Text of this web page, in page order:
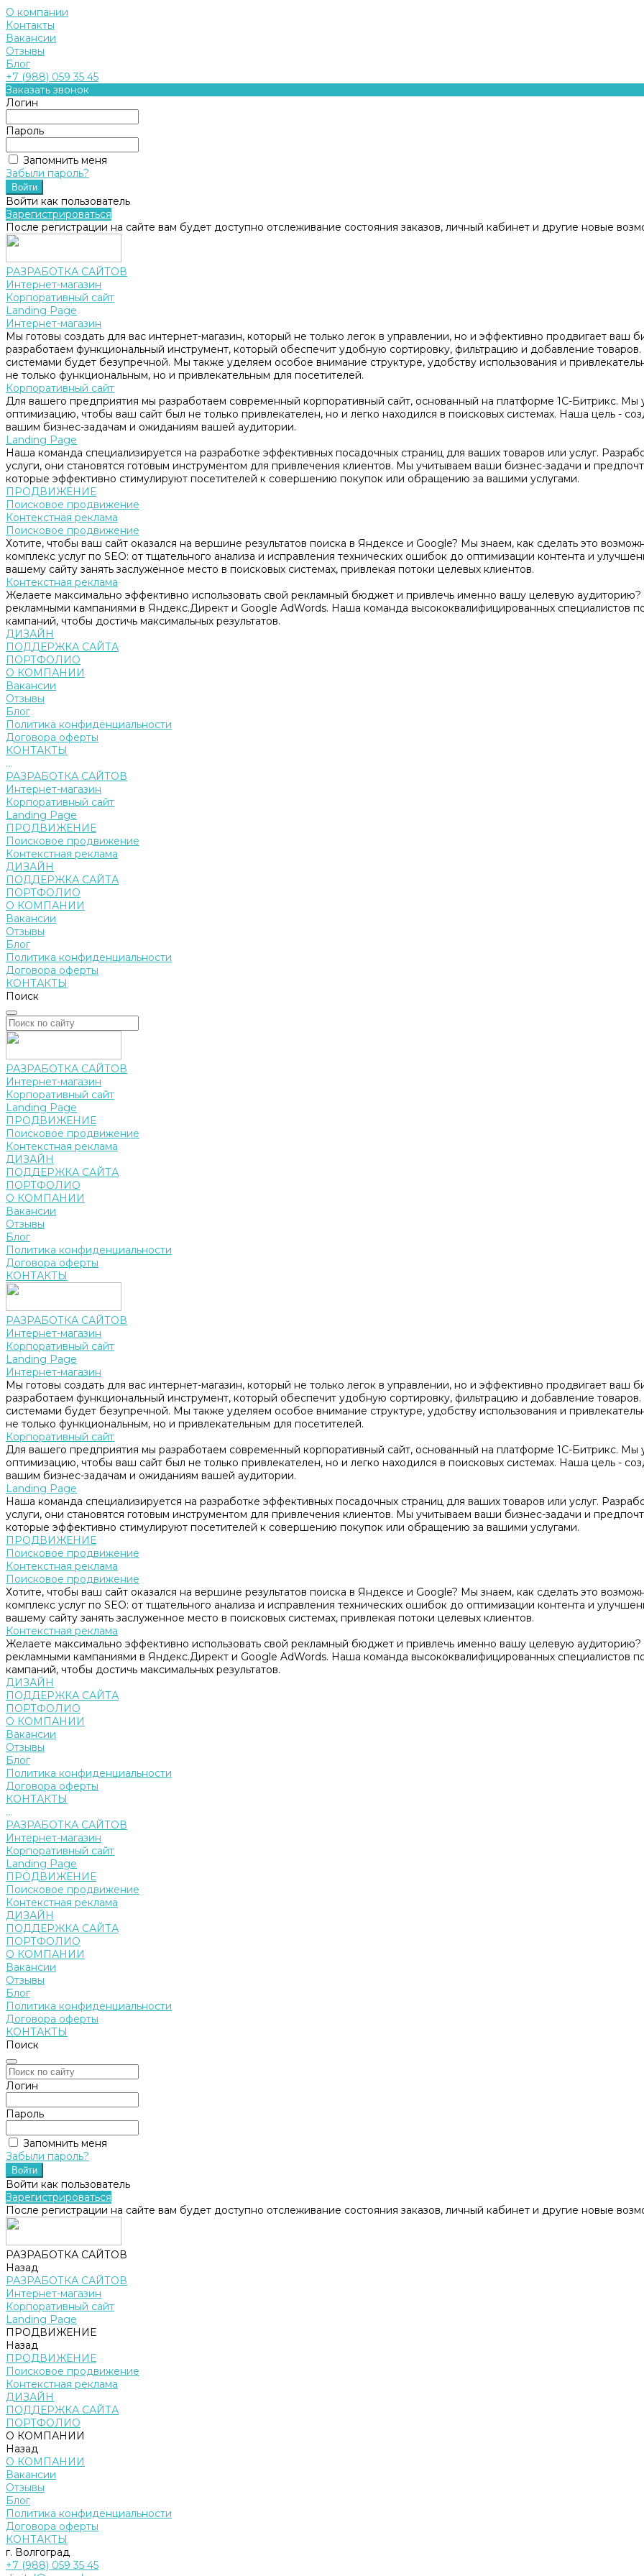
О компании
Контакты
Вакансии
Отзывы
Блог
+7 (988) 059 35 45
Заказать звонок
Логин
Пароль
Запомнить меня
Забыли пароль?
Войти как пользователь
Зарегистрироваться
После регистрации на сайте вам будет доступно отслеживание состояния заказов, личный кабинет и другие новые
РАЗРАБОТКА САЙТОВ
Интернет-магазин
Корпоративный сайт
Landing Page
Интернет-магазин
Мы готовы создать для вас интернет-магазин, который не только легок в управлении, но и эффективно продвигает ваш
разработаем функциональный инструмент, который обеспечит удобную сортировку, фильтрацию и добавление
системами будет безупречной. Мы также уделяем особое внимание структуре, удобству использования и
не только функциональным, но и привлекательным для посетителей.
Корпоративный сайт
Для вашего предприятия мы разработаем современный корпоративный сайт, основанный на платформе 1С-Битрикс. Мы
оптимизацию, чтобы ваш сайт был не только привлекателен, но и легко находился в поисковых системах. Наша цель -
вашим бизнес-задачам и ожиданиям вашей аудитории.
Landing Page
Наша команда специализируется на разработке эффективных посадочных страниц для ваших товаров или услуг.
услуги, они становятся готовым инструментом для привлечения клиентов. Мы учитываем ваши бизнес-задачи и
которые эффективно стимулируют посетителей к совершению покупок или обращению за вашими услугами.
ПРОДВИЖЕНИЕ
Поисковое продвижение
Контекстная реклама
Поисковое продвижение
Хотите, чтобы ваш сайт оказался на вершине результатов поиска в Яндексе и Google? Мы знаем, как сделать это
комплекс услуг по SEO: от тщательного анализа и исправления технических ошибок до оптимизации контента и
вашему сайту занять заслуженное место в поисковых системах, привлекая потоки целевых клиентов.
Контекстная реклама
Желаете максимально эффективно использовать свой рекламный бюджет и привлечь именно вашу целевую
рекламными кампаниями в Яндекс.Директ и Google AdWords. Наша команда высококвалифицированных специалистов
кампаний, чтобы достичь максимальных результатов.
ДИЗАЙН
ПОДДЕРЖКА САЙТА
ПОРТФОЛИО
О КОМПАНИИ
Вакансии
Отзывы
Блог
Политика конфиденциальности
Договора оферты
КОНТАКТЫ
...
РАЗРАБОТКА САЙТОВ
Интернет-магазин
Корпоративный сайт
Landing Page
ПРОДВИЖЕНИЕ
Поисковое продвижение
Контекстная реклама
ДИЗАЙН
ПОДДЕРЖКА САЙТА
ПОРТФОЛИО
О КОМПАНИИ
Вакансии
Отзывы
Блог
Политика конфиденциальности
Договора оферты
КОНТАКТЫ
Поиск
РАЗРАБОТКА САЙТОВ
Интернет-магазин
Корпоративный сайт
Landing Page
ПРОДВИЖЕНИЕ
Поисковое продвижение
Контекстная реклама
ДИЗАЙН
ПОДДЕРЖКА САЙТА
ПОРТФОЛИО
О КОМПАНИИ
Вакансии
Отзывы
Блог
Политика конфиденциальности
Договора оферты
КОНТАКТЫ
РАЗРАБОТКА САЙТОВ
Интернет-магазин
Корпоративный сайт
Landing Page
Интернет-магазин
Мы готовы создать для вас интернет-магазин, который не только легок в управлении, но и эффективно продвигает ваш
разработаем функциональный инструмент, который обеспечит удобную сортировку, фильтрацию и добавление
системами будет безупречной. Мы также уделяем особое внимание структуре, удобству использования и
не только функциональным, но и привлекательным для посетителей.
Корпоративный сайт
Для вашего предприятия мы разработаем современный корпоративный сайт, основанный на платформе 1С-Битрикс. Мы
оптимизацию, чтобы ваш сайт был не только привлекателен, но и легко находился в поисковых системах. Наша цель -
вашим бизнес-задачам и ожиданиям вашей аудитории.
Landing Page
Наша команда специализируется на разработке эффективных посадочных страниц для ваших товаров или услуг.
услуги, они становятся готовым инструментом для привлечения клиентов. Мы учитываем ваши бизнес-задачи и
которые эффективно стимулируют посетителей к совершению покупок или обращению за вашими услугами.
ПРОДВИЖЕНИЕ
Поисковое продвижение
Контекстная реклама
Поисковое продвижение
Хотите, чтобы ваш сайт оказался на вершине результатов поиска в Яндексе и Google? Мы знаем, как сделать это
комплекс услуг по SEO: от тщательного анализа и исправления технических ошибок до оптимизации контента и
вашему сайту занять заслуженное место в поисковых системах, привлекая потоки целевых клиентов.
Контекстная реклама
Желаете максимально эффективно использовать свой рекламный бюджет и привлечь именно вашу целевую
рекламными кампаниями в Яндекс.Директ и Google AdWords. Наша команда высококвалифицированных специалистов
кампаний, чтобы достичь максимальных результатов.
ДИЗАЙН
ПОДДЕРЖКА САЙТА
ПОРТФОЛИО
О КОМПАНИИ
Вакансии
Отзывы
Блог
Политика конфиденциальности
Договора оферты
КОНТАКТЫ
...
РАЗРАБОТКА САЙТОВ
Интернет-магазин
Корпоративный сайт
Landing Page
ПРОДВИЖЕНИЕ
Поисковое продвижение
Контекстная реклама
ДИЗАЙН
ПОДДЕРЖКА САЙТА
ПОРТФОЛИО
О КОМПАНИИ
Вакансии
Отзывы
Блог
Политика конфиденциальности
Договора оферты
КОНТАКТЫ
Поиск
Логин
Пароль
Запомнить меня
Забыли пароль?
Войти как пользователь
Зарегистрироваться
После регистрации на сайте вам будет доступно отслеживание состояния заказов, личный кабинет и другие новые
РАЗРАБОТКА САЙТОВ
Назад
РАЗРАБОТКА САЙТОВ
Интернет-магазин
Корпоративный сайт
Landing Page
ПРОДВИЖЕНИЕ
Назад
ПРОДВИЖЕНИЕ
Поисковое продвижение
Контекстная реклама
ДИЗАЙН
ПОДДЕРЖКА САЙТА
ПОРТФОЛИО
О КОМПАНИИ
Назад
О КОМПАНИИ
Вакансии
Отзывы
Блог
Политика конфиденциальности
Договора оферты
КОНТАКТЫ
г. Волгоград
+7 (988) 059 35 45